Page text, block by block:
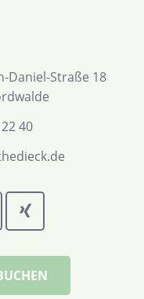
Daniel-Straße 18
40